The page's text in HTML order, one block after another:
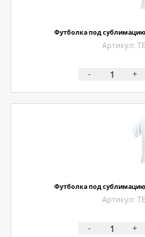
Футболка под сублимацию
Артикул:
- +
Футболка под сублимацию
Артикул:
- +